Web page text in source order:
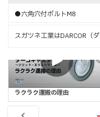
●六角穴付ボルトM8
スガツネ工業はDARCOR（
特長
ソリッド・エラストマー編
ラクラク運搬の理由